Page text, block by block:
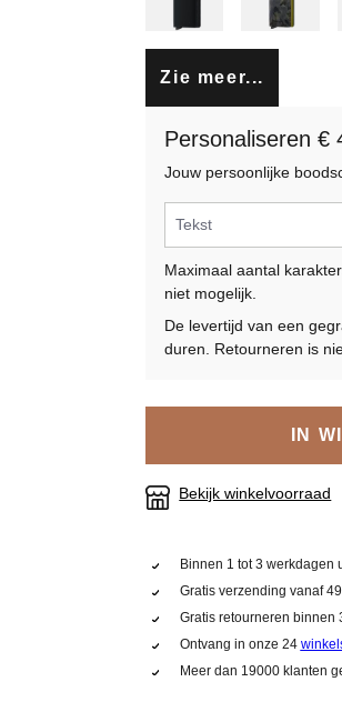
Zie meer...
Personaliseren €
Jouw persoonlijke
Maximaal aantal
niet mogelijk.
De levertijd van een
duren. Retourneren is
IN
Bekijk winkelvoorraad
Binnen 1 tot 3 werkdagen
Gratis verzending vanaf
Gratis retourneren binnen
Ontvang in onze 24
Meer dan 19000 klanten